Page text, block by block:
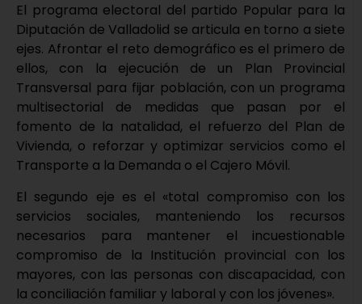
El programa electoral del partido Popular para la
Diputación de Valladolid se articula en torno a siete
ejes. Afrontar el reto demográfico es el primero de
ellos, con la ejecución de un Plan Provincial
Transversal para fijar población, con un programa
multisectorial de medidas que pasan por el
fomento de la natalidad, el refuerzo del Plan de
Vivienda, o reforzar y optimizar servicios como el
Transporte a la Demanda o el Cajero Móvil.
El segundo eje es el «total compromiso con los
servicios sociales, manteniendo los recursos
necesarios para mantener el incuestionable
compromiso de la Institución provincial con los
mayores, con las personas con discapacidad, con
la conciliación familiar y laboral y con los jóvenes».